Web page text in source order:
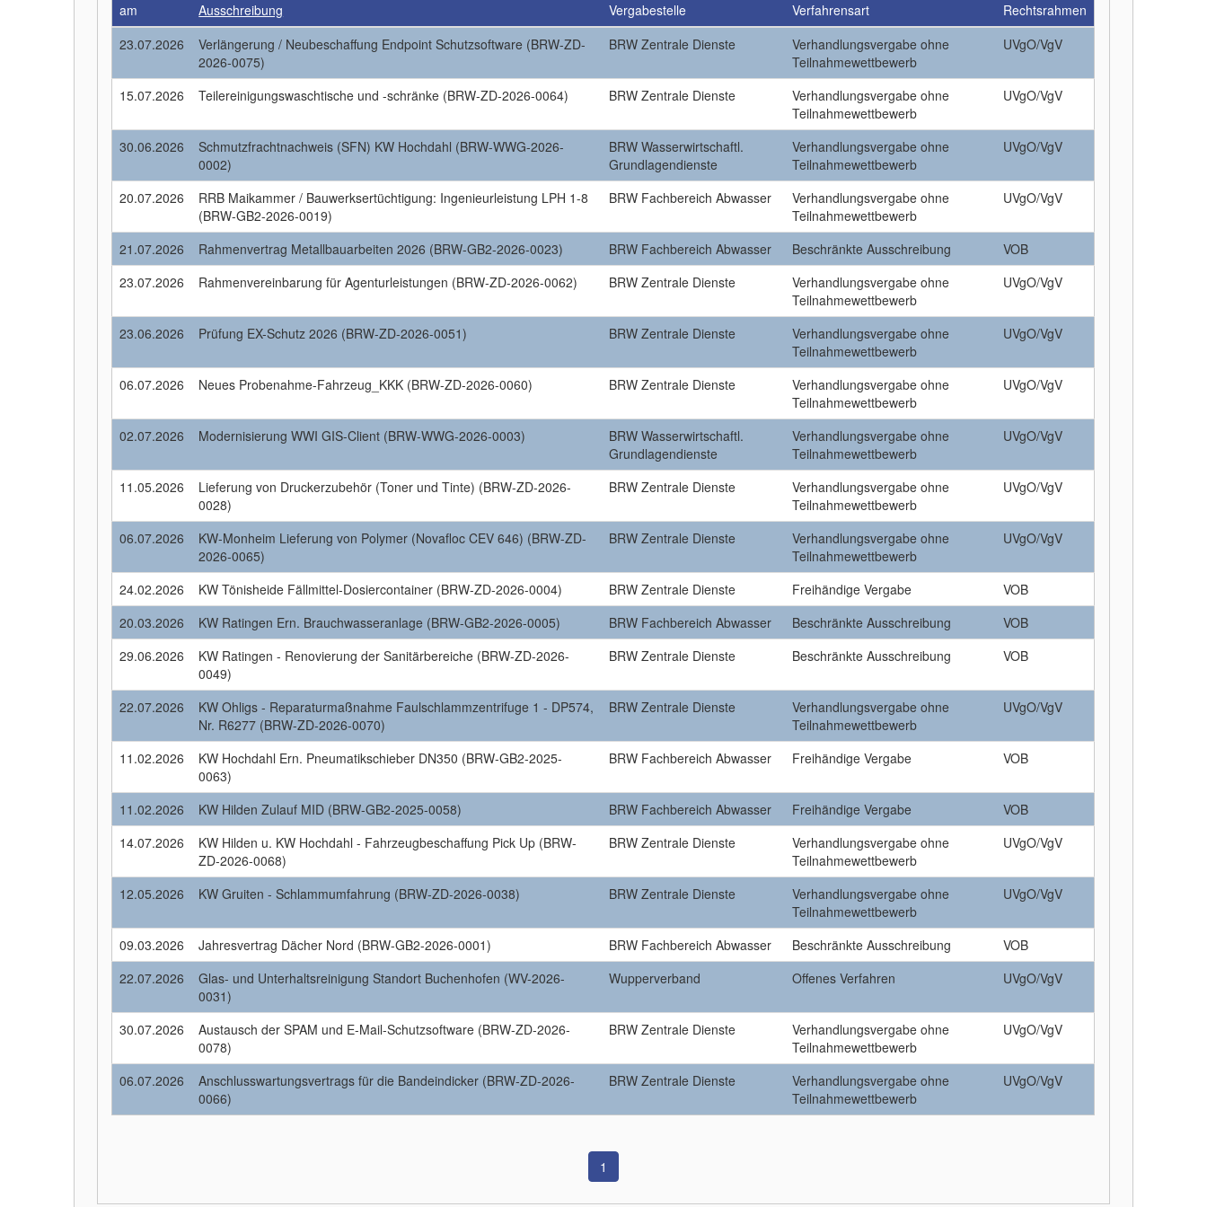
am
Ausschreibung Vergabestelle Verfahrensart
Rechtsrahmen
23.07.2026
Verlängerung / Neubeschaffung Endpoint Schutzsoftware (BRW-ZD-
2026-0075)
BRW Zentrale Dienste
Verhandlungsvergabe ohne
Teilnahmewettbewerb
UVgO/VgV
15.07.2026 Teilereinigungswaschtische und -schränke (BRW-ZD-2026-0064) BRW Zentrale Dienste
Verhandlungsvergabe ohne
Teilnahmewettbewerb
UVgO/VgV
30.06.2026
Schmutzfrachtnachweis (SFN) KW Hochdahl (BRW-WWG-2026-
0002)
BRW Wasserwirtschaftl.
Grundlagendienste
Verhandlungsvergabe ohne
Teilnahmewettbewerb
UVgO/VgV
20.07.2026
RRB Maikammer / Bauwerksertüchtigung: Ingenieurleistung LPH 1-8
(BRW-GB2-2026-0019)
BRW Fachbereich Abwasser
Verhandlungsvergabe ohne
Teilnahmewettbewerb
UVgO/VgV
21.07.2026 Rahmenvertrag Metallbauarbeiten 2026 (BRW-GB2-2026-0023) BRW Fachbereich Abwasser Beschränkte Ausschreibung
VOB
23.07.2026
Rahmenvereinbarung für Agenturleistungen (BRW-ZD-2026-0062) BRW Zentrale Dienste
Verhandlungsvergabe ohne
Teilnahmewettbewerb
UVgO/VgV
23.06.2026 Prüfung EX-Schutz 2026 (BRW-ZD-2026-0051) BRW Zentrale Dienste
Verhandlungsvergabe ohne
Teilnahmewettbewerb
UVgO/VgV
06.07.2026 Neues Probenahme-Fahrzeug_KKK (BRW-ZD-2026-0060) BRW Zentrale Dienste
Verhandlungsvergabe ohne
Teilnahmewettbewerb
UVgO/VgV
02.07.2026 Modernisierung WWI GIS-Client (BRW-WWG-2026-0003)
BRW Wasserwirtschaftl.
Grundlagendienste
Verhandlungsvergabe ohne
Teilnahmewettbewerb
UVgO/VgV
11.05.2026
Lieferung von Druckerzubehör (Toner und Tinte) (BRW-ZD-2026-
0028)
BRW Zentrale Dienste
Verhandlungsvergabe ohne
Teilnahmewettbewerb
UVgO/VgV
06.07.2026
KW-Monheim Lieferung von Polymer (Novafloc CEV 646) (BRW-ZD-
2026-0065)
BRW Zentrale Dienste
Verhandlungsvergabe ohne
Teilnahmewettbewerb
UVgO/VgV
24.02.2026 KW Tönisheide Fällmittel-Dosiercontainer (BRW-ZD-2026-0004) BRW Zentrale Dienste Freihändige Vergabe
VOB
20.03.2026
KW Ratingen Ern. Brauchwasseranlage (BRW-GB2-2026-0005) BRW Fachbereich Abwasser Beschränkte Ausschreibung
VOB
29.06.2026
KW Ratingen - Renovierung der Sanitärbereiche (BRW-ZD-2026-
0049)
BRW Zentrale Dienste Beschränkte Ausschreibung VOB
22.07.2026
KW Ohligs - Reparaturmaßnahme Faulschlammzentrifuge 1 - DP574,
Nr. R6277 (BRW-ZD-2026-0070)
BRW Zentrale Dienste
Verhandlungsvergabe ohne
Teilnahmewettbewerb
UVgO/VgV
11.02.2026
KW Hochdahl Ern. Pneumatikschieber DN350 (BRW-GB2-2025-
0063)
BRW Fachbereich Abwasser Freihändige Vergabe VOB
11.02.2026 KW Hilden Zulauf MID (BRW-GB2-2025-0058) BRW Fachbereich Abwasser Freihändige Vergabe
VOB
14.07.2026
KW Hilden u. KW Hochdahl - Fahrzeugbeschaffung Pick Up (BRW-
ZD-2026-0068)
BRW Zentrale Dienste
Verhandlungsvergabe ohne
Teilnahmewettbewerb
UVgO/VgV
12.05.2026 KW Gruiten - Schlammumfahrung (BRW-ZD-2026-0038) BRW Zentrale Dienste
Verhandlungsvergabe ohne
Teilnahmewettbewerb
UVgO/VgV
09.03.2026 Jahresvertrag Dächer Nord (BRW-GB2-2026-0001) BRW Fachbereich Abwasser Beschränkte Ausschreibung
VOB
22.07.2026
Glas- und Unterhaltsreinigung Standort Buchenhofen (WV-2026-
0031)
Wupperverband Offenes Verfahren UVgO/VgV
30.07.2026
Austausch der SPAM und E-Mail-Schutzsoftware (BRW-ZD-2026-
0078)
BRW Zentrale Dienste
Verhandlungsvergabe ohne
Teilnahmewettbewerb
UVgO/VgV
06.07.2026
Anschlusswartungsvertrags für die Bandeindicker (BRW-ZD-2026-
0066)
BRW Zentrale Dienste
Verhandlungsvergabe ohne
Teilnahmewettbewerb
UVgO/VgV
1